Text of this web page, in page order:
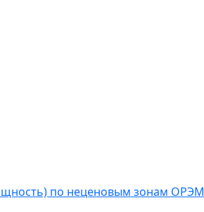
по неценовым зонам ОРЭМ